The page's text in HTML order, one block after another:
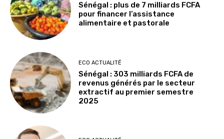
Sénégal : plus de 7 milliards FCFA
pour financer l’assistance
alimentaire et pastorale
ECO ACTUALITÉ
Sénégal : 303 milliards FCFA de
revenus générés par le secteur
extractif au premier semestre
2025